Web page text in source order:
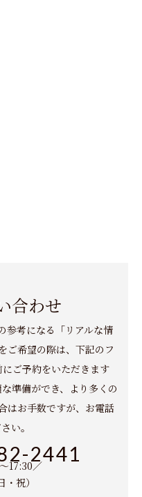
合わせ
参考になる「リアルな情
ご希望の際は、下記のフ
にご予約をいただきます
準備ができ、より多くの
はお手数ですが、お電話
い。
2441
17:30／
祝）